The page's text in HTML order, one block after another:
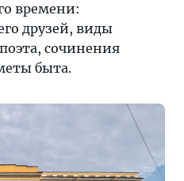
времени:
друзей, виды
сочинения
быта.